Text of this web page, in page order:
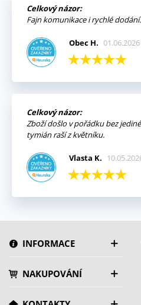
Celkový názor:
Fajn komunikace i rychlé dodání.
Obec H. 01.06.2026
Celkový názor:
Zboží došlo v pořádku bez
tymián raší z květníku.
Vlasta K.
INFORMACE
NAKUPOVÁNÍ